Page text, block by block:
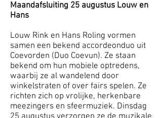
Maandafsluiting 25 augustus Louw en
Hans
Louw Rink en Hans Roling vormen
samen een bekend accordeonduo uit
Coevorden (Duo Coevun). Ze staan
bekend om hun mobiele optredens,
waarbij ze al wandelend door
winkelstraten of over fairs spelen. Ze
richten zich op vrolijke, herkenbare
meezingers en sfeermuziek. Dinsdag